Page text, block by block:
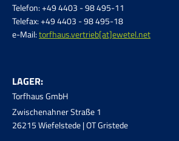
Telefon: +49 4403 - 98 495-11
Telefax: +49 4403 - 98 495-18
e-Mail:torfhaus.vertrieb[at]ewetel.net
LAGER:
Torfhaus GmbH
Zwischenahner Straße 1
26215 Wiefelstede | OT Gristede